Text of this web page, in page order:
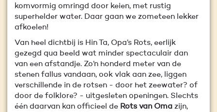
komvormig omringd door keien, met rustig
superhelder water. Daar gaan we zometeen lekker
afkoelen!
Van heel dichtbij is Hin Ta, Opa’s Rots, eerlijk
gezegd qua beeld wat minder spectaculair dan
van een afstandje. Zo’n honderd meter van de
stenen fallus vandaan, ook vlak aan zee, liggen
verschillende in de rotsen - door het zeewater? of
door de folklore? - uitgesleten openingen. Slechts
één daarvan kan officieel de Rots van Oma zijn,